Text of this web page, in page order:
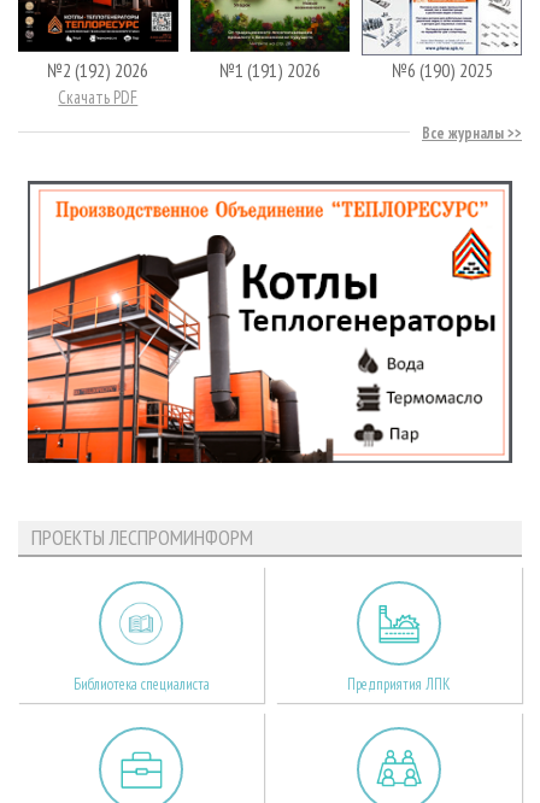
№2 (192) 2026
Скачать PDF
№1 (191) 2026 №6 (190) 2025
Все журналы
ПРОЕКТЫ ЛЕСПРОМИНФОРМ
Библиотека специалиста Предприятия ЛПК